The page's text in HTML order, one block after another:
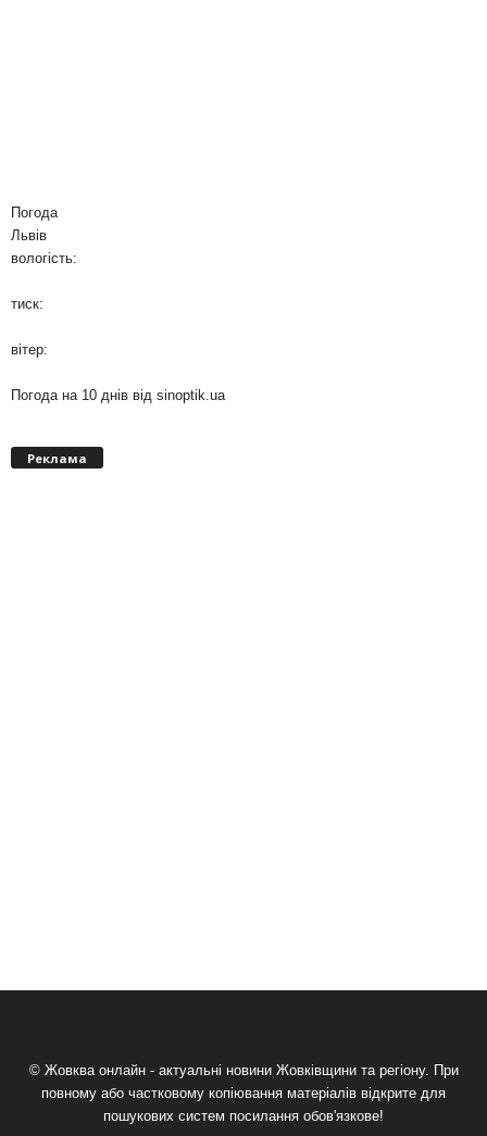
Погода
Львів
вологість:
тиск:
вітер:
Погода на 10 днів від sinoptik.ua
Реклама
© Жовква онлайн - актуальні новини Жовківщини та регіону. При
повному або частковому копіювання матеріалів відкрите для
пошукових систем посилання обов'язкове!